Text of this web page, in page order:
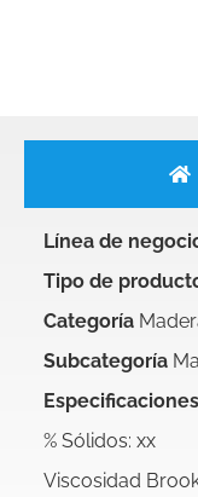
Línea de
Tipo de
Categoría
Subcategoría
Especificaciones
% Sólidos: xx
Viscosidad